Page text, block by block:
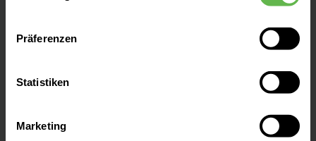
Es steht Ihnen frei, unsere Seite mit nur den notwendigen
Cookies zu benutzen, eine individuelle Auswahl
oder durch Auswahl von „Alle Cookies akzeptieren“ in die
widerrufen.
Präferenzen
Statistiken
Marketing
1990 Abitur Abendgymnasium